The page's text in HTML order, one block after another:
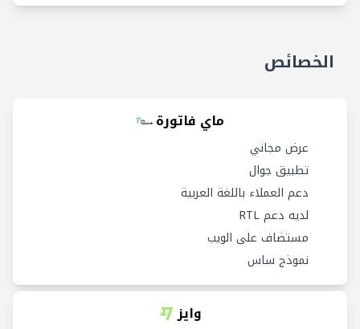
الخصائص
ماي فاتورة
عرض مجاني
تطبيق جوال
دعم العملاء باللغة العربية
لديه دعم RTL
مستضاف على الويب
نموذج ساس
وايز